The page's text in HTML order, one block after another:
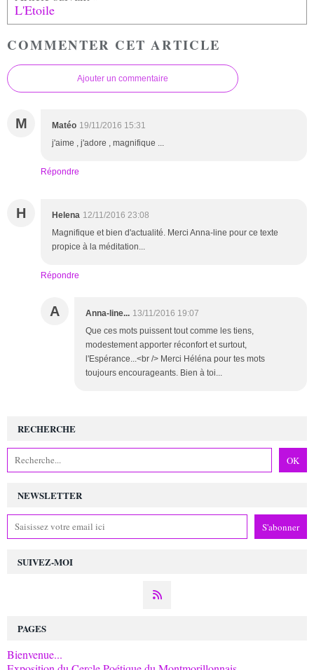
L'Etoile
COMMENTER CET ARTICLE
Ajouter un commentaire
M Matéo 19/11/2016 15:31
j'aime , j'adore , magnifique ...
Répondre
H Helena 12/11/2016 23:08
Magnifique et bien d'actualité. Merci Anna-line pour ce texte
propice à la méditation...
Répondre
A Anna-line... 13/11/2016 19:07
Que ces mots puissent tout comme les tiens,
modestement apporter réconfort et surtout,
l'Espérance...<br /> Merci Héléna pour tes mots
toujours encourageants. Bien à toi...
NEWSLETTER
SUIVEZ-MOI
RECHERCHE
PAGES
Bienvenue...